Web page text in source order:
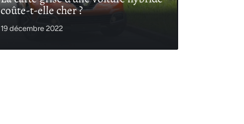
coûte-t-elle cher ?
19 décembre 2022